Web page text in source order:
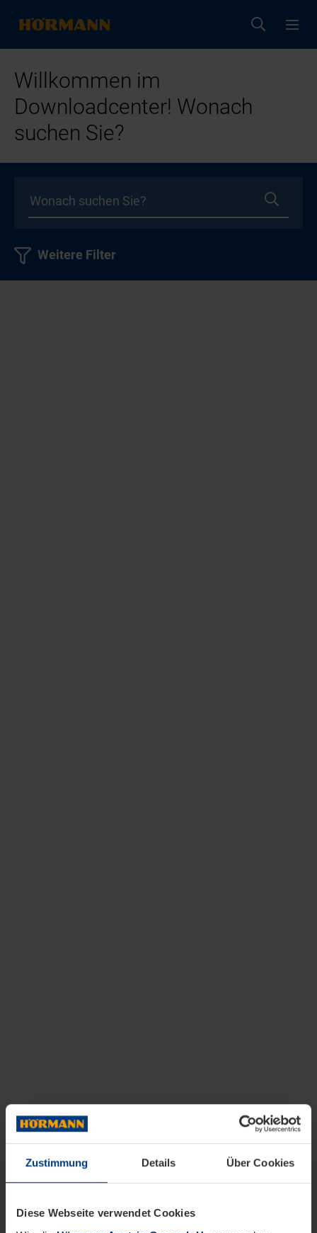
Zustimmung Details Über Cookies
Diese Webseite verwendet Cookies
Willkommen im
Downloadcenter! Wonach
suchen Sie?
Weitere Filter